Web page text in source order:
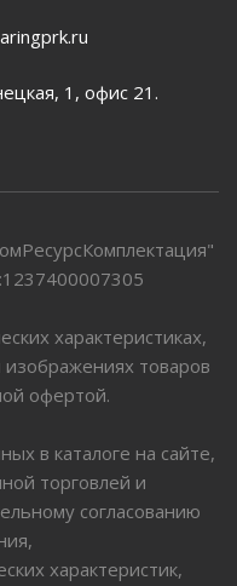
1, офис 21.
характеристиках,
изображениях товаров
офертой.
в каталоге на сайте,
торговлей и
согласованию
характеристик,